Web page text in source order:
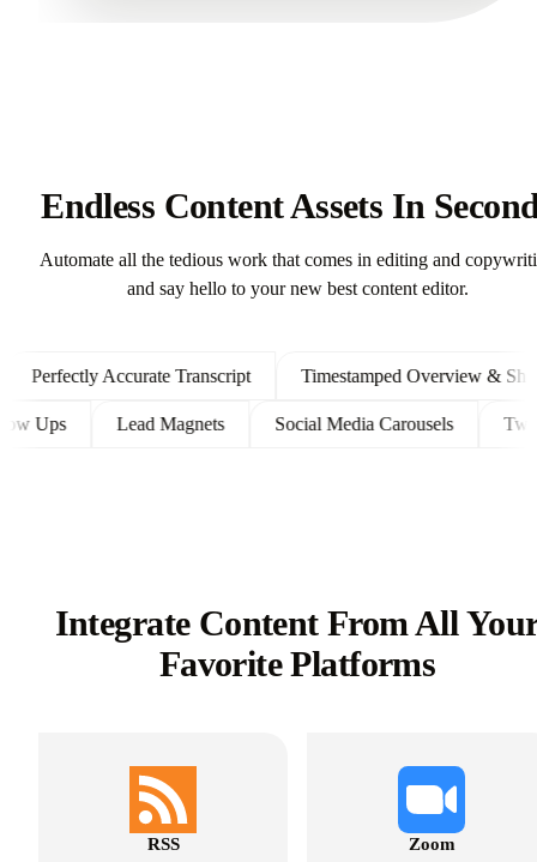
Endless Content Assets In
Automate all the tedious work that comes in editing and
and say hello to your new best content editor.
Accurate Transcript Timestamped Overview &
Follow Ups Lead Magnets Social Media Carousels
Integrate Content From All
Favorite Platforms
RSS Zoom